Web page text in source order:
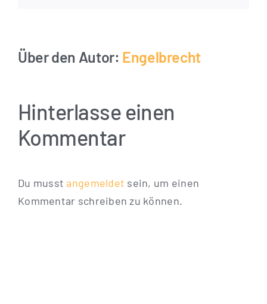
Über den Autor: Engelbrecht
Hinterlasse einen
Kommentar
Du musst angemeldet sein, um einen
Kommentar schreiben zu können.